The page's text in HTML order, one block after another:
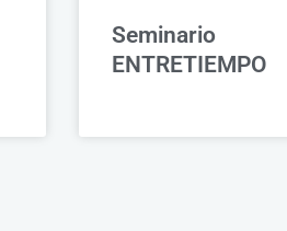
Seminario
ENTRETIEMPO